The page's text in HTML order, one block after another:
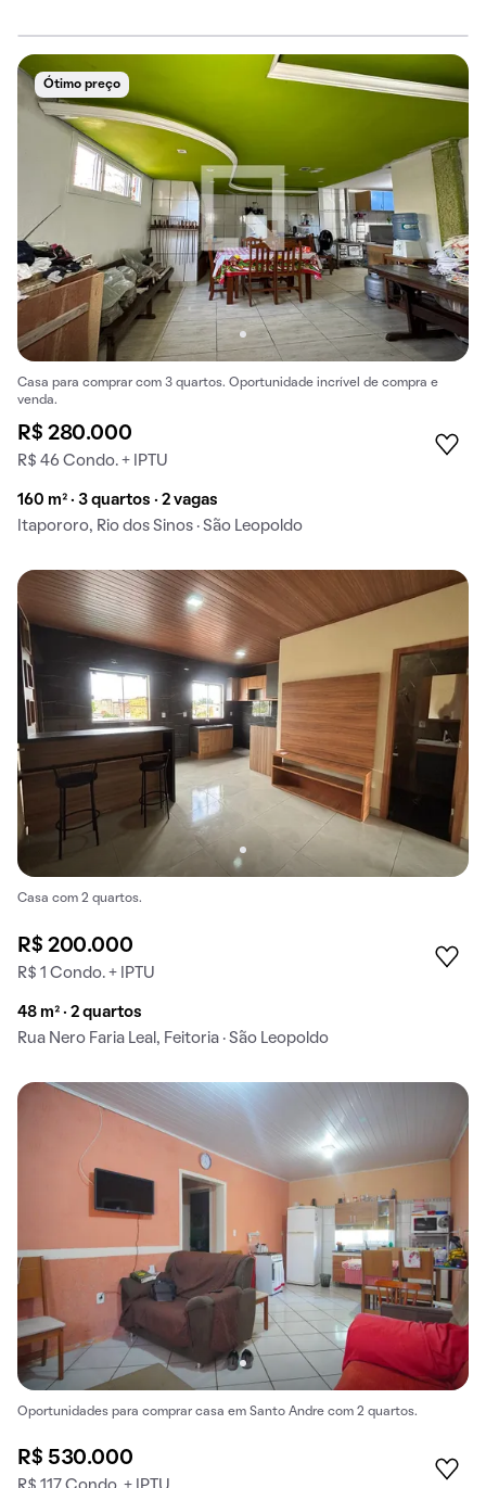
Ótimo preço
Casa para comprar com 3 quartos. Oportunidade incrível de compra e
venda.
R$ 280.000
R$ 46 Condo. + IPTU
160 m² · 3 quartos · 2 vagas
Itapororo, Rio dos Sinos · São Leopoldo
Casa com 2 quartos.
R$ 200.000
R$ 1 Condo. + IPTU
48 m² · 2 quartos
Rua Nero Faria Leal, Feitoria · São Leopoldo
Oportunidades para comprar casa em Santo Andre com 2 quartos.
R$ 530.000